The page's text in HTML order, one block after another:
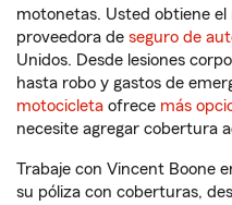
motonetas. Usted obtiene
proveedora de seguro de
Unidos. Desde lesiones
hasta robo y gastos de
motocicleta ofrece más
necesite agregar cobertura
Trabaje con Vincent Boone
su póliza con coberturas,